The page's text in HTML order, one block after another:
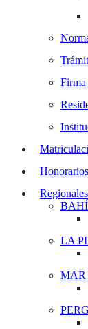
Regionales
LA
MAR